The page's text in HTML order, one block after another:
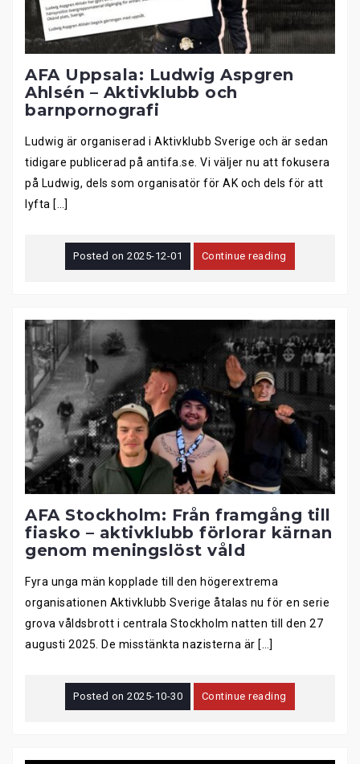
AFA Uppsala: Ludwig Aspgren
Ahlsén – Aktivklubb och
barnpornografi
Ludwig är organiserad i Aktivklubb Sverige och är sedan
tidigare publicerad på antifa.se. Vi väljer nu att fokusera
på Ludwig, dels som organisatör för AK och dels för att
lyfta […]
Posted on2025-12-01 Continue reading
AFA Stockholm: Från framgång till
fiasko – aktivklubb förlorar kärnan
genom meningslöst våld
Fyra unga män kopplade till den högerextrema
organisationen Aktivklubb Sverige åtalas nu för en serie
grova våldsbrott i centrala Stockholm natten till den 27
augusti 2025. De misstänkta nazisterna är […]
Posted on2025-10-30 Continue reading